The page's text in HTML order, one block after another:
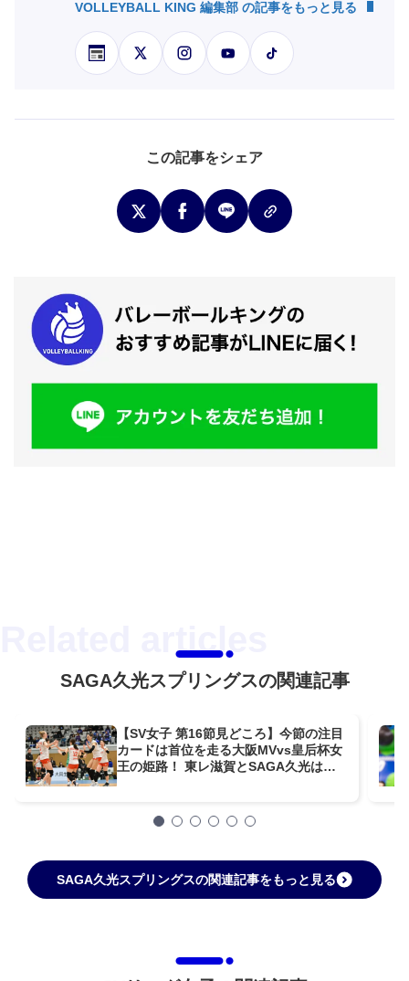
VOLLEYBALL KING 編集部 の記事をもっと見る
この記事をシェア
SAGA久光スプリングスの関連記事
【SV女子 第16節見どころ】今節の注目
カードは首位を走る大阪MVvs皇后杯女
王の姫路！ 東レ滋賀とSAGA久光は今
SAGA久光スプリングスの関連記事をもっと見る